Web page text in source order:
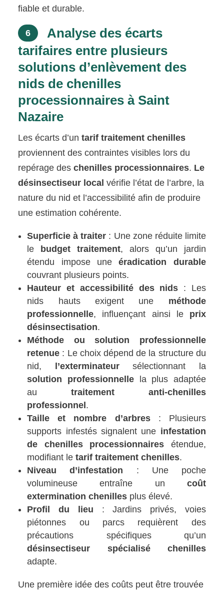
fiable et durable.
6
Analyse des écarts
tarifaires entre plusieurs
solutions d’enlèvement des
nids de chenilles
processionnaires à Saint
Nazaire
Les écarts d’untarif traitement chenilles
proviennent des contraintes visibles lors du
repérage deschenilles processionnaires. Le
désinsectiseur local vérifie l’état de l’arbre, la
nature du nid et l’accessibilité afin de produire
une estimation cohérente.
Superficie à traiter : Une zone réduite limite
le
budget traitement, alors qu’un jardin
étendu impose uneéradication durable
couvrant plusieurs points.
Hauteur et accessibilité des nids : Les
nids hauts exigent une méthode
professionnelle, influençant ainsi le prix
désinsectisation.
Méthode ou solution professionnelle
retenue : Le choix dépend de la structure du
nid,
l’exterminateursélectionnant la
solution professionnellela plus adaptée
au traitement anti-chenilles
professionnel .
Taille et nombre d’arbres: Plusieurs
supports infestés signalent une infestation
de chenilles processionnaires étendue,
modifiant letarif traitement chenilles.
Niveau d’infestation : Une poche
volumineuse entraîne un coût
extermination chenilles plus élevé.
Profil du lieu : Jardins privés, voies
piétonnes ou parcs requièrent des
précautions spécifiques qu’un
désinsectiseur spécialisé chenilles
adapte.
Une première idée des coûts peut être trouvée